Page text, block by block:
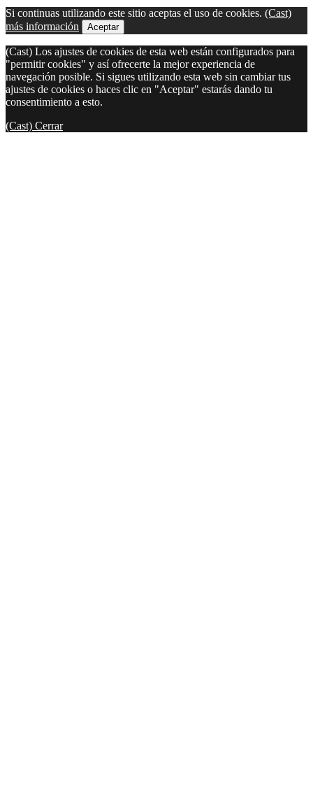
Si continuas utilizando este sitio aceptas el uso de cookies. (Cast)
más información
Aceptar
(Cast) Los ajustes de cookies de esta web están configurados para
"permitir cookies" y así ofrecerte la mejor experiencia de
navegación posible. Si sigues utilizando esta web sin cambiar tus
ajustes de cookies o haces clic en "Aceptar" estarás dando tu
consentimiento a esto.
(Cast) Cerrar